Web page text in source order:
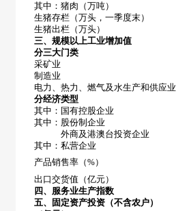
其中：猪肉（万吨）
生猪存栏（万头，一季度末）
生猪出栏（万头）
三、规模以上工业增加值
分三大门类
采矿业
制造业
电力、热力、燃气及水生产和供应业
分经济类型
其中：国有控股企业
其中：股份制企业
外商及港澳台投资企业
其中：私营企业
产品销售率（%）
出口交货值（亿元）
四、服务业生产指数
五、固定资产投资（不含农户）